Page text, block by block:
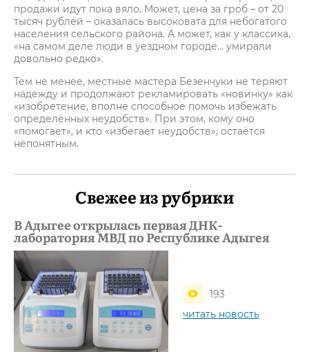
продажи идут пока вяло. Может, цена за гроб – от 20
тысяч рублей – оказалась высоковата для небогатого
населения сельского района. А может, как у классика,
«на самом деле люди в уездном городе… умирали
довольно редко».
Тем не менее, местные мастера Безенчуки не теряют
надежду и продолжают рекламировать «новинку» как
«изобретение, вполне способное помочь избежать
определённых неудобств». При этом, кому оно
«помогает», и кто «избегает неудобств», остаётся
непонятным.
Свежее из рубрики
В Адыгее открылась первая ДНК-
лаборатория МВД по Республике Адыгея
193
читать новость